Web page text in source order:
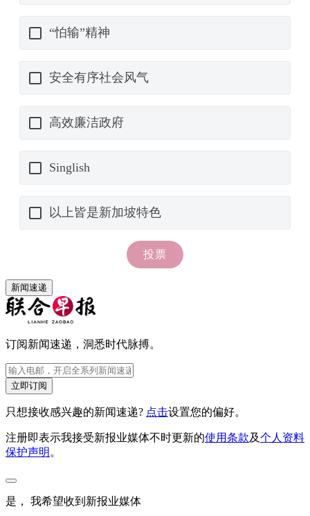
新闻速递
订阅新闻速递，洞悉时代脉搏。
立即订阅
只想接收感兴趣的新闻速递? 点击设置您的偏好。
注册即表示我接受新报业媒体不时更新的使用条款及个人资料
保护声明 。
是， 我希望收到新报业媒体